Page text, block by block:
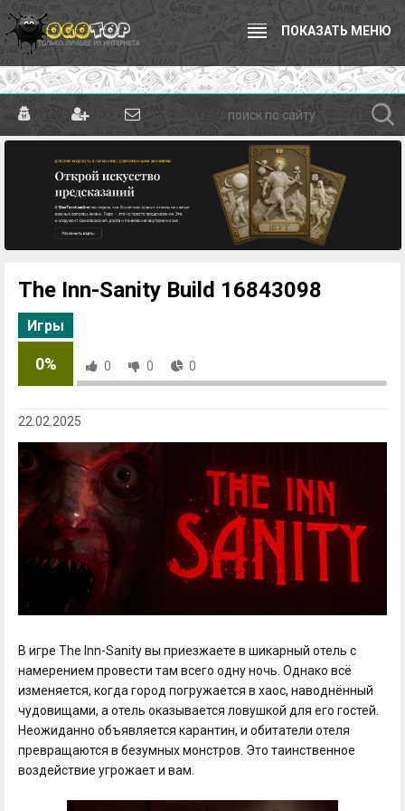
ПОКАЗАТЬ МЕНЮ
The Inn-Sanity Build 16843098
Игры
0% 0 0 0
22.02.2025
В игре The Inn-Sanity вы приезжаете в шикарный отель с
намерением провести там всего одну ночь. Однако всё
изменяется, когда город погружается в хаос, наводнённый
чудовищами, а отель оказывается ловушкой для его гостей.
Неожиданно объявляется карантин, и обитатели отеля
превращаются в безумных монстров. Это таинственное
воздействие угрожает и вам.